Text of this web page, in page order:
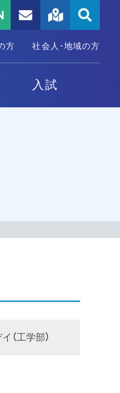
入試
方 社会人･地域の方
（工学部）